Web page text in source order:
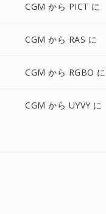
CGM から PICT に
CGM から RAS に
CGM から RGBO に
CGM から UYVY に